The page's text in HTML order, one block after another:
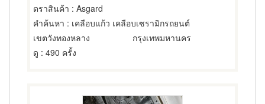
ตราสินค้า : Asgard
คำค้นหา : เคลือบแก้ว เคลือบเซรามิกรถยนต์
เขตวังทองหลาง
กรุงเทพมหานคร
ดู : 490 ครั้ง